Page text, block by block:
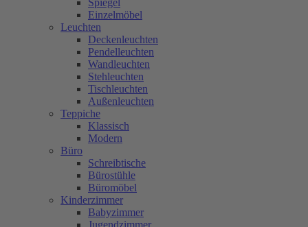
Einzelmöbel
Leuchten
Deckenleuchten
Pendelleuchten
Wandleuchten
Stehleuchten
Tischleuchten
Außenleuchten
Teppiche
Klassisch
Modern
Büro
Schreibtische
Bürostühle
Büromöbel
Kinderzimmer
Babyzimmer
Jugendzimmer